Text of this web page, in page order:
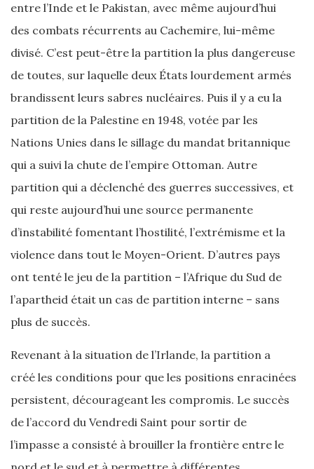
entre l’Inde et le Pakistan, avec même aujourd’hui
des combats récurrents au Cachemire, lui-même
divisé. C’est peut-être la partition la plus dangereuse
de toutes, sur laquelle deux États lourdement armés
brandissent leurs sabres nucléaires. Puis il y a eu la
partition de la Palestine en 1948, votée par les
Nations Unies dans le sillage du mandat britannique
qui a suivi la chute de l’empire Ottoman. Autre
partition qui a déclenché des guerres successives, et
qui reste aujourd’hui une source permanente
d’instabilité fomentant l’hostilité, l’extrémisme et la
violence dans tout le Moyen-Orient. D’autres pays
ont tenté le jeu de la partition – l’Afrique du Sud de
l’apartheid était un cas de partition interne – sans
plus de succès.
Revenant à la situation de l’Irlande, la partition a
créé les conditions pour que les positions enracinées
persistent, décourageant les compromis. Le succès
de l’accord du Vendredi Saint pour sortir de
l’impasse a consisté à brouiller la frontière entre le